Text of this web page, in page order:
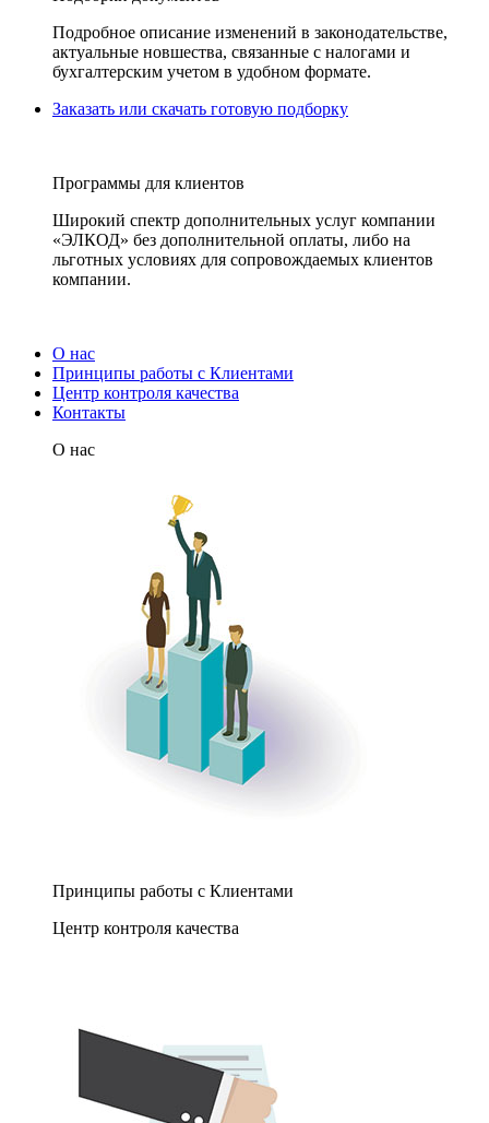
Подробное описание изменений в законодательстве,
актуальные новшества, связанные с налогами и
бухгалтерским учетом в удобном формате.
Заказать или скачать готовую подборку
Программы для клиентов
Широкий спектр дополнительных услуг компании
«ЭЛКОД» без дополнительной оплаты, либо на
льготных условиях для сопровождаемых клиентов
компании.
О нас
Принципы работы с Клиентами
Центр контроля качества
Контакты
О нас
Принципы работы с Клиентами
Центр контроля качества